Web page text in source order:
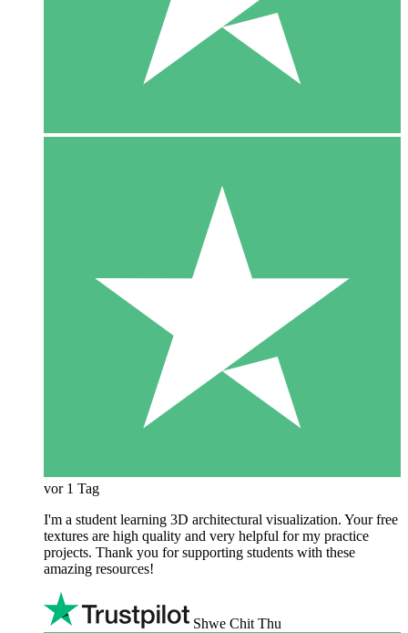
vor 1 Tag
I'm a student learning 3D architectural visualization. Your free
textures are high quality and very helpful for my practice
projects. Thank you for supporting students with these
amazing resources!
Shwe Chit Thu